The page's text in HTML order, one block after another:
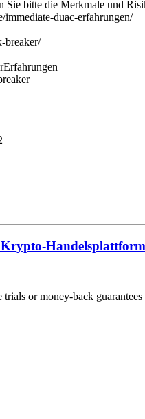
Sie bitte die Merkmale und
duac-erfahrungen/
breaker/
or money-back